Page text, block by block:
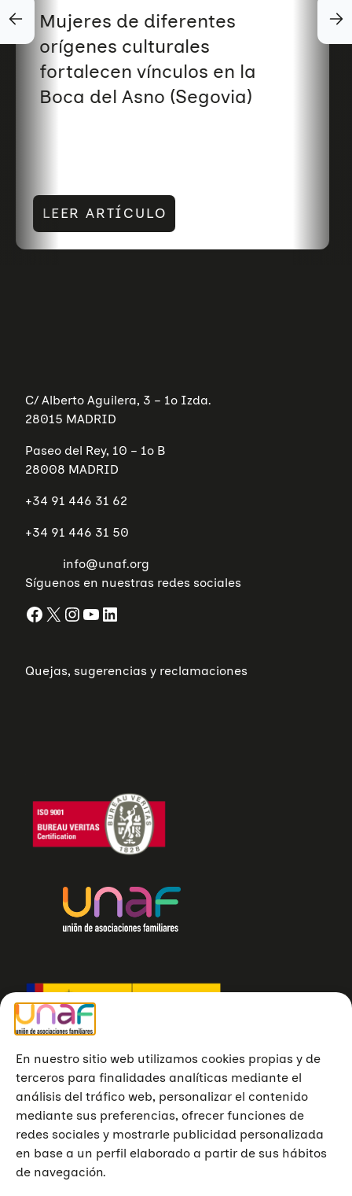
En nuestro sitio web utilizamos cookies propias y de
terceros para finalidades analíticas mediante el
análisis del tráfico web, personalizar el contenido
mediante sus preferencias, ofrecer funciones de
redes sociales y mostrarle publicidad personalizada
en base a un perfil elaborado a partir de sus hábitos
de navegación.
Mujeres de diferentes
orígenes culturales
fortalecen vínculos en la
Boca del Asno (Segovia)
LEER ARTÍCULO
C/ Alberto Aguilera, 3 – 1º Izda.
28015 MADRID
Paseo del Rey, 10 – 1º B
28008 MADRID
+34 91 446 31 62
+34 91 446 31 50
info@unaf.org
Síguenos en nuestras redes sociales
Facebook X InstagramYouTube LinkedIn
Quejas, sugerencias y reclamaciones